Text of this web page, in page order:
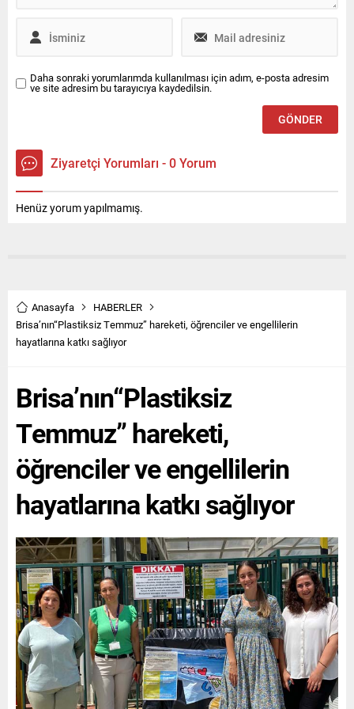
Daha sonraki yorumlarımda kullanılması için adım, e-posta adresim
ve site adresim bu tarayıcıya kaydedilsin.
Ziyaretçi Yorumları - 0 Yorum
Henüz yorum yapılmamış.
Anasayfa
HABERLER
Brisa’nın“Plastiksiz Temmuz” hareketi, öğrenciler ve engellilerin
hayatlarına katkı sağlıyor
Brisa’nın“Plastiksiz
Temmuz” hareketi,
öğrenciler ve engellilerin
hayatlarına katkı sağlıyor